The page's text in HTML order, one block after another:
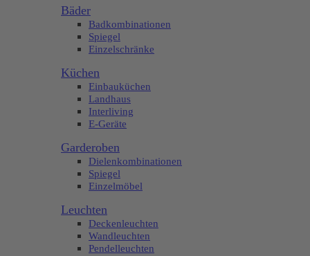
Bäder
Badkombinationen
Spiegel
Einzelschränke
Küchen
Einbauküchen
Landhaus
Interliving
E-Geräte
Garderoben
Dielenkombinationen
Spiegel
Einzelmöbel
Leuchten
Deckenleuchten
Wandleuchten
Pendelleuchten